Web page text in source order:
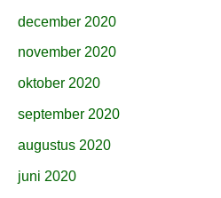
december 2020
november 2020
oktober 2020
september 2020
augustus 2020
juni 2020